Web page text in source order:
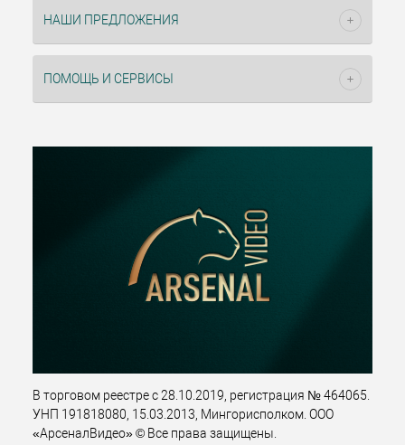
НАШИ ПРЕДЛОЖЕНИЯ
ПОМОЩЬ И СЕРВИСЫ
В торговом реестре с 28.10.2019, регистрация № 464065.
УНП 191818080, 15.03.2013, Мингорисполком. ООО
«АрсеналВидео» © Все права защищены.